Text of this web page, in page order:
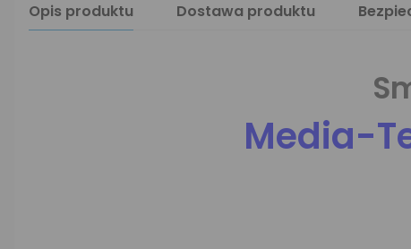
Opis produktu Dostawa produktu
Media-